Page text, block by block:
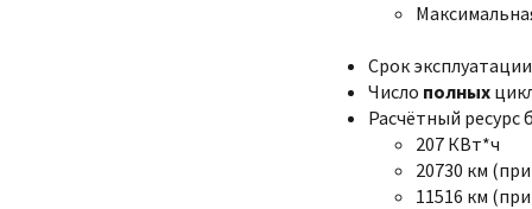
Срок
Число полных
Расчётный ресурс
207 КВт*ч
20730 км
11516 км